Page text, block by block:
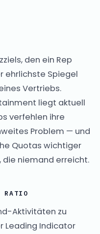
den ein Rep
ehrlichste Spiegel
Vertriebs.
liegt aktuell
verfehlen ihre
Problem — und
Quotas wichtiger
die niemand erreicht.
Aktivitäten zu
Leading Indicator